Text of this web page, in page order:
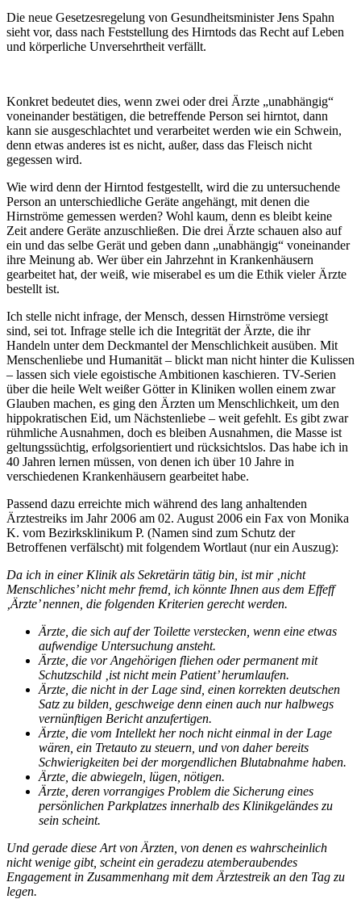
Die neue Gesetzesregelung von Gesundheitsminister Jens Spahn
sieht vor, dass nach Feststellung des Hirntods das Recht auf Leben
und körperliche Unversehrtheit verfällt.
Konkret bedeutet dies, wenn zwei oder drei Ärzte „unabhängig“
voneinander bestätigen, die betreffende Person sei hirntot, dann
kann sie ausgeschlachtet und verarbeitet werden wie ein Schwein,
denn etwas anderes ist es nicht, außer, dass das Fleisch nicht
gegessen wird.
Wie wird denn der Hirntod festgestellt, wird die zu untersuchende
Person an unterschiedliche Geräte angehängt, mit denen die
Hirnströme gemessen werden? Wohl kaum, denn es bleibt keine
Zeit andere Geräte anzuschließen. Die drei Ärzte schauen also auf
ein und das selbe Gerät und geben dann „unabhängig“ voneinander
ihre Meinung ab. Wer über ein Jahrzehnt in Krankenhäusern
gearbeitet hat, der weiß, wie miserabel es um die Ethik vieler Ärzte
bestellt ist.
Ich stelle nicht infrage, der Mensch, dessen Hirnströme versiegt
sind, sei tot. Infrage stelle ich die Integrität der Ärzte, die ihr
Handeln unter dem Deckmantel der Menschlichkeit ausüben. Mit
Menschenliebe und Humanität – blickt man nicht hinter die Kulissen
– lassen sich viele egoistische Ambitionen kaschieren. TV-Serien
über die heile Welt weißer Götter in Kliniken wollen einem zwar
Glauben machen, es ging den Ärzten um Menschlichkeit, um den
hippokratischen Eid, um Nächstenliebe – weit gefehlt. Es gibt zwar
rühmliche Ausnahmen, doch es bleiben Ausnahmen, die Masse ist
geltungssüchtig, erfolgsorientiert und rücksichtslos. Das habe ich in
40 Jahren lernen müssen, von denen ich über 10 Jahre in
verschiedenen Krankenhäusern gearbeitet habe.
Passend dazu erreichte mich während des lang anhaltenden
Ärztestreiks im Jahr 2006 am 02. August 2006 ein Fax von Monika
K. vom Bezirksklinikum P. (Namen sind zum Schutz der
Betroffenen verfälscht) mit folgendem Wortlaut (nur ein Auszug):
Da ich in einer Klinik als Sekretärin tätig bin, ist mir ‚nicht
Menschliches’ nicht mehr fremd, ich könnte Ihnen aus dem Effeff
‚Ärzte’ nennen, die folgenden Kriterien gerecht werden.
Ärzte, die sich auf der Toilette verstecken, wenn eine etwas
aufwendige Untersuchung ansteht.
Ärzte, die vor Angehörigen fliehen oder permanent mit
Schutzschild ‚ist nicht mein Patient’ herumlaufen.
Ärzte, die nicht in der Lage sind, einen korrekten deutschen
Satz zu bilden, geschweige denn einen auch nur halbwegs
vernünftigen Bericht anzufertigen.
Ärzte, die vom Intellekt her noch nicht einmal in der Lage
wären, ein Tretauto zu steuern, und von daher bereits
Schwierigkeiten bei der morgendlichen Blutabnahme haben.
Ärzte, die abwiegeln, lügen, nötigen.
Ärzte, deren vorrangiges Problem die Sicherung eines
persönlichen Parkplatzes innerhalb des Klinikgeländes zu
sein scheint.
Und gerade diese Art von Ärzten, von denen es wahrscheinlich
nicht wenige gibt, scheint ein geradezu atemberaubendes
Engagement in Zusammenhang mit dem Ärztestreik an den Tag zu
legen.